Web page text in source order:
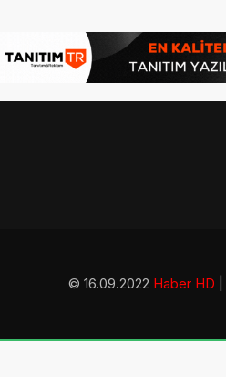
© 16.09.2022 Haber HD